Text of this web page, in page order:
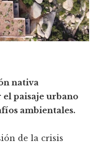
nativa
paisaje urbano
ambientales.
de la crisis